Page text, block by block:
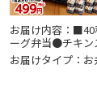
お届け内容：
ーグ弁当●チキ
お届けタイプ：お